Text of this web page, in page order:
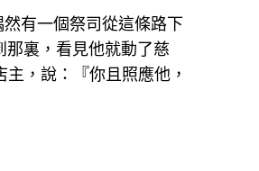
有一個祭司從這條路下
裏，看見他就動了慈
，說：『你且照應他，